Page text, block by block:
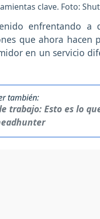
clave. Foto:
enfrentando a
que ahora hacen
en un servicio
también:
trabajo: Esto es lo